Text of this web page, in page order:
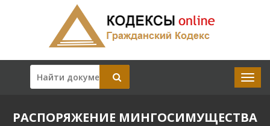
РАСПОРЯЖЕНИЕ МИНГОСИМУЩЕСТВА